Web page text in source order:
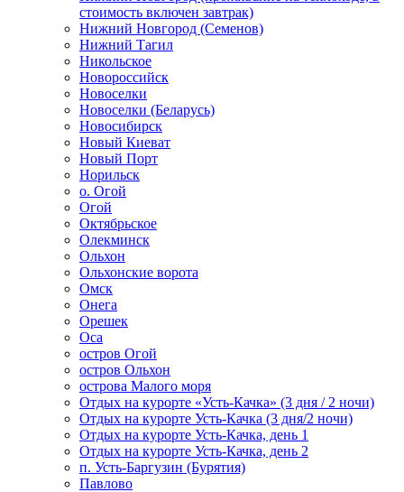
стоимость включен завтрак)
Нижний Новгород (Семенов)
Нижний Тагил
Никольское
Новороссийск
Новоселки
Новоселки (Беларусь)
Новосибирск
Новый Киеват
Новый Порт
Норильск
о. Огой
Огой
Октябрьское
Олекминск
Ольхон
Ольхонские ворота
Омск
Онега
Орешек
Оса
остров Огой
остров Ольхон
острова Малого моря
Отдых на курорте «Усть-Качка» (3 дня / 2 ночи)
Отдых на курорте Усть-Качка (3 дня/2 ночи)
Отдых на курорте Усть-Качка, день 1
Отдых на курорте Усть-Качка, день 2
п. Усть-Баргузин (Бурятия)
Павлово